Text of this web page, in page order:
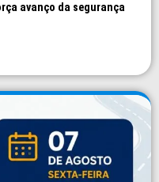
avanço da segurança